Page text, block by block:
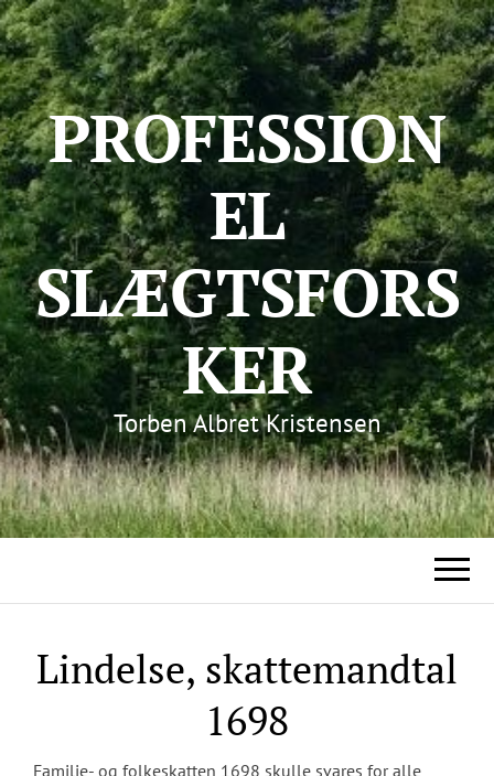
PROFESSION
EL
SLÆGTSFORS
KER
Torben Albret Kristensen
Lindelse, skattemandtal
1698
Familie- og folkeskatten 1698 skulle svares for alle